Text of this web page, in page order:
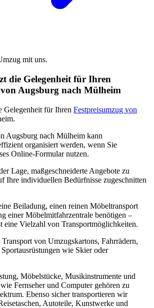
mit uns.
die Gelegenheit für Ihren
Augsburg nach Mülheim
Gelegenheit für Ihren Festpreisumzug von
Augsburg nach Mülheim kann
organisiert werden, wenn Sie
Online-Formular nutzen.
Lage, maßgeschneiderte Angebote zu
Ihre individuellen Bedürfnisse zugeschnitten
Beiladung, einen reinen Möbeltransport
einer Möbelmitfahrzentrale benötigen –
eine Vielzahl von Transportmöglichkeiten.
von Umzugskartons, Fahrrädern,
wie Skier oder
Möbelstücke, Musikinstrumente und
Fernseher und Computer gehören zu
Ebenso sicher transportieren wir
Autoteile, Kunstwerke und